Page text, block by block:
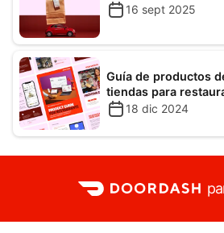
16 sept 2025
Guía de productos
tiendas para
18 dic 2024